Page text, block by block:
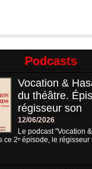
Podcasts
Vocation &
du théâtre.
régisseur son
12/06/2026
Le podcast "Vocation
ce 2ᵉ épisode, le